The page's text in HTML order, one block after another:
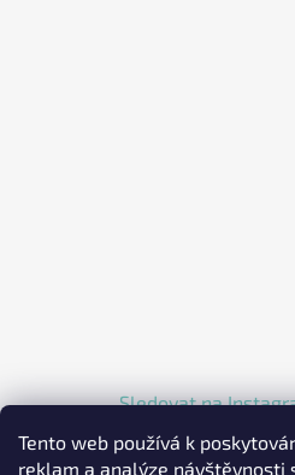
Tento web používá k
reklam a analýze návštěvnosti
Sledovat na